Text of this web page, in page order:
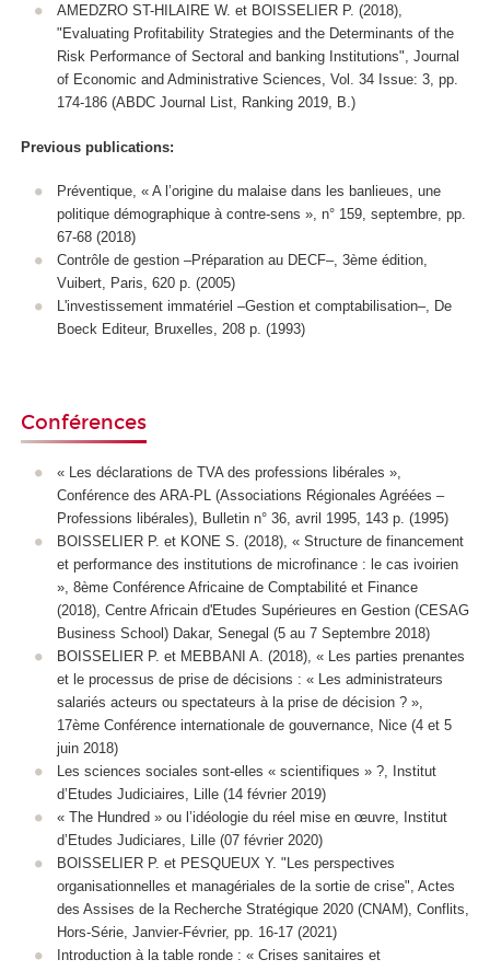
AMEDZRO ST-HILAIRE W. et BOISSELIER P. (2018),
"Evaluating Profitability Strategies and the Determinants of the
Risk Performance of Sectoral and banking Institutions", Journal
of Economic and Administrative Sciences, Vol. 34 Issue: 3, pp.
174-186 (ABDC Journal List, Ranking 2019, B.)
Previous publications:
Préventique, « A l’origine du malaise dans les banlieues, une
politique démographique à contre-sens », n° 159, septembre, pp.
67-68 (2018)
Contrôle de gestion –Préparation au DECF–, 3ème édition,
Vuibert, Paris, 620 p. (2005)
L'investissement immatériel –Gestion et comptabilisation–, De
Boeck Editeur, Bruxelles, 208 p. (1993)
Conférences
« Les déclarations de TVA des professions libérales »,
Conférence des ARA-PL (Associations Régionales Agréées –
Professions libérales), Bulletin n° 36, avril 1995, 143 p. (1995)
BOISSELIER P. et KONE S. (2018), « Structure de financement
et performance des institutions de microfinance : le cas ivoirien
», 8ème Conférence Africaine de Comptabilité et Finance
(2018), Centre Africain d'Etudes Supérieures en Gestion (CESAG
Business School) Dakar, Senegal (5 au 7 Septembre 2018)
BOISSELIER P. et MEBBANI A. (2018), « Les parties prenantes
et le processus de prise de décisions : « Les administrateurs
salariés acteurs ou spectateurs à la prise de décision ? »,
17ème Conférence internationale de gouvernance, Nice (4 et 5
juin 2018)
Les sciences sociales sont-elles « scientifiques » ?, Institut
d’Etudes Judiciaires, Lille (14 février 2019)
« The Hundred » ou l’idéologie du réel mise en œuvre, Institut
d’Etudes Judiciares, Lille (07 février 2020)
BOISSELIER P. et PESQUEUX Y. "Les perspectives
organisationnelles et managériales de la sortie de crise", Actes
des Assises de la Recherche Stratégique 2020 (CNAM), Conflits,
Hors-Série, Janvier-Février, pp. 16-17 (2021)
Introduction à la table ronde : « Crises sanitaires et